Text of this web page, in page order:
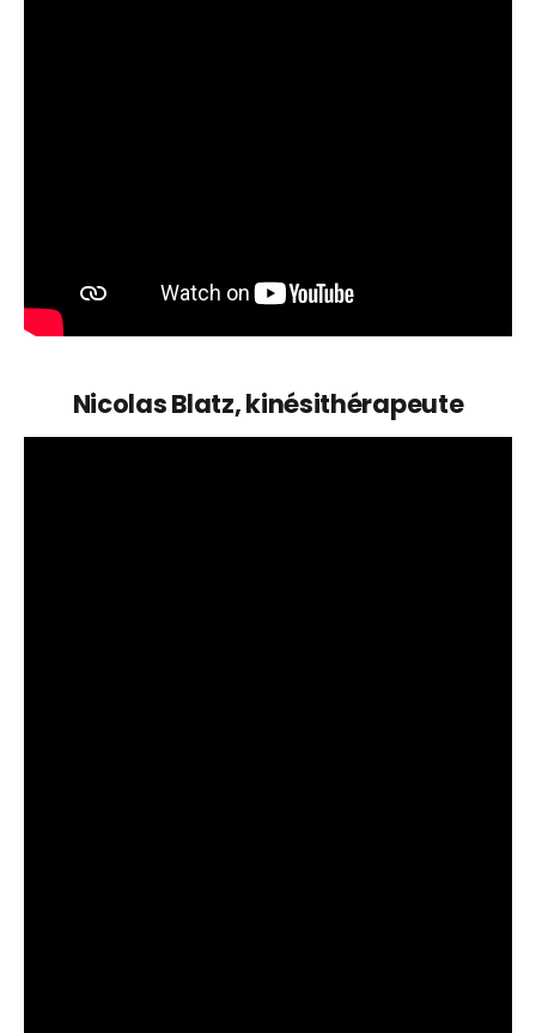
Nicolas Blatz, kinésithérapeute